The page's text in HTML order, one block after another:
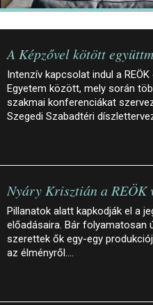
A Képzővel kötött
Intenzív kapcsolat indul a
Egyetem között, mely során
szakmai konferenciákat
Szegedi Szabadtéri
Nyáry Krisztián a REÖK
Pillanatok alatt kapkodják el a
előadásaira. Bár folyamatosan
szerettek ők egy-egy
az élményről.…